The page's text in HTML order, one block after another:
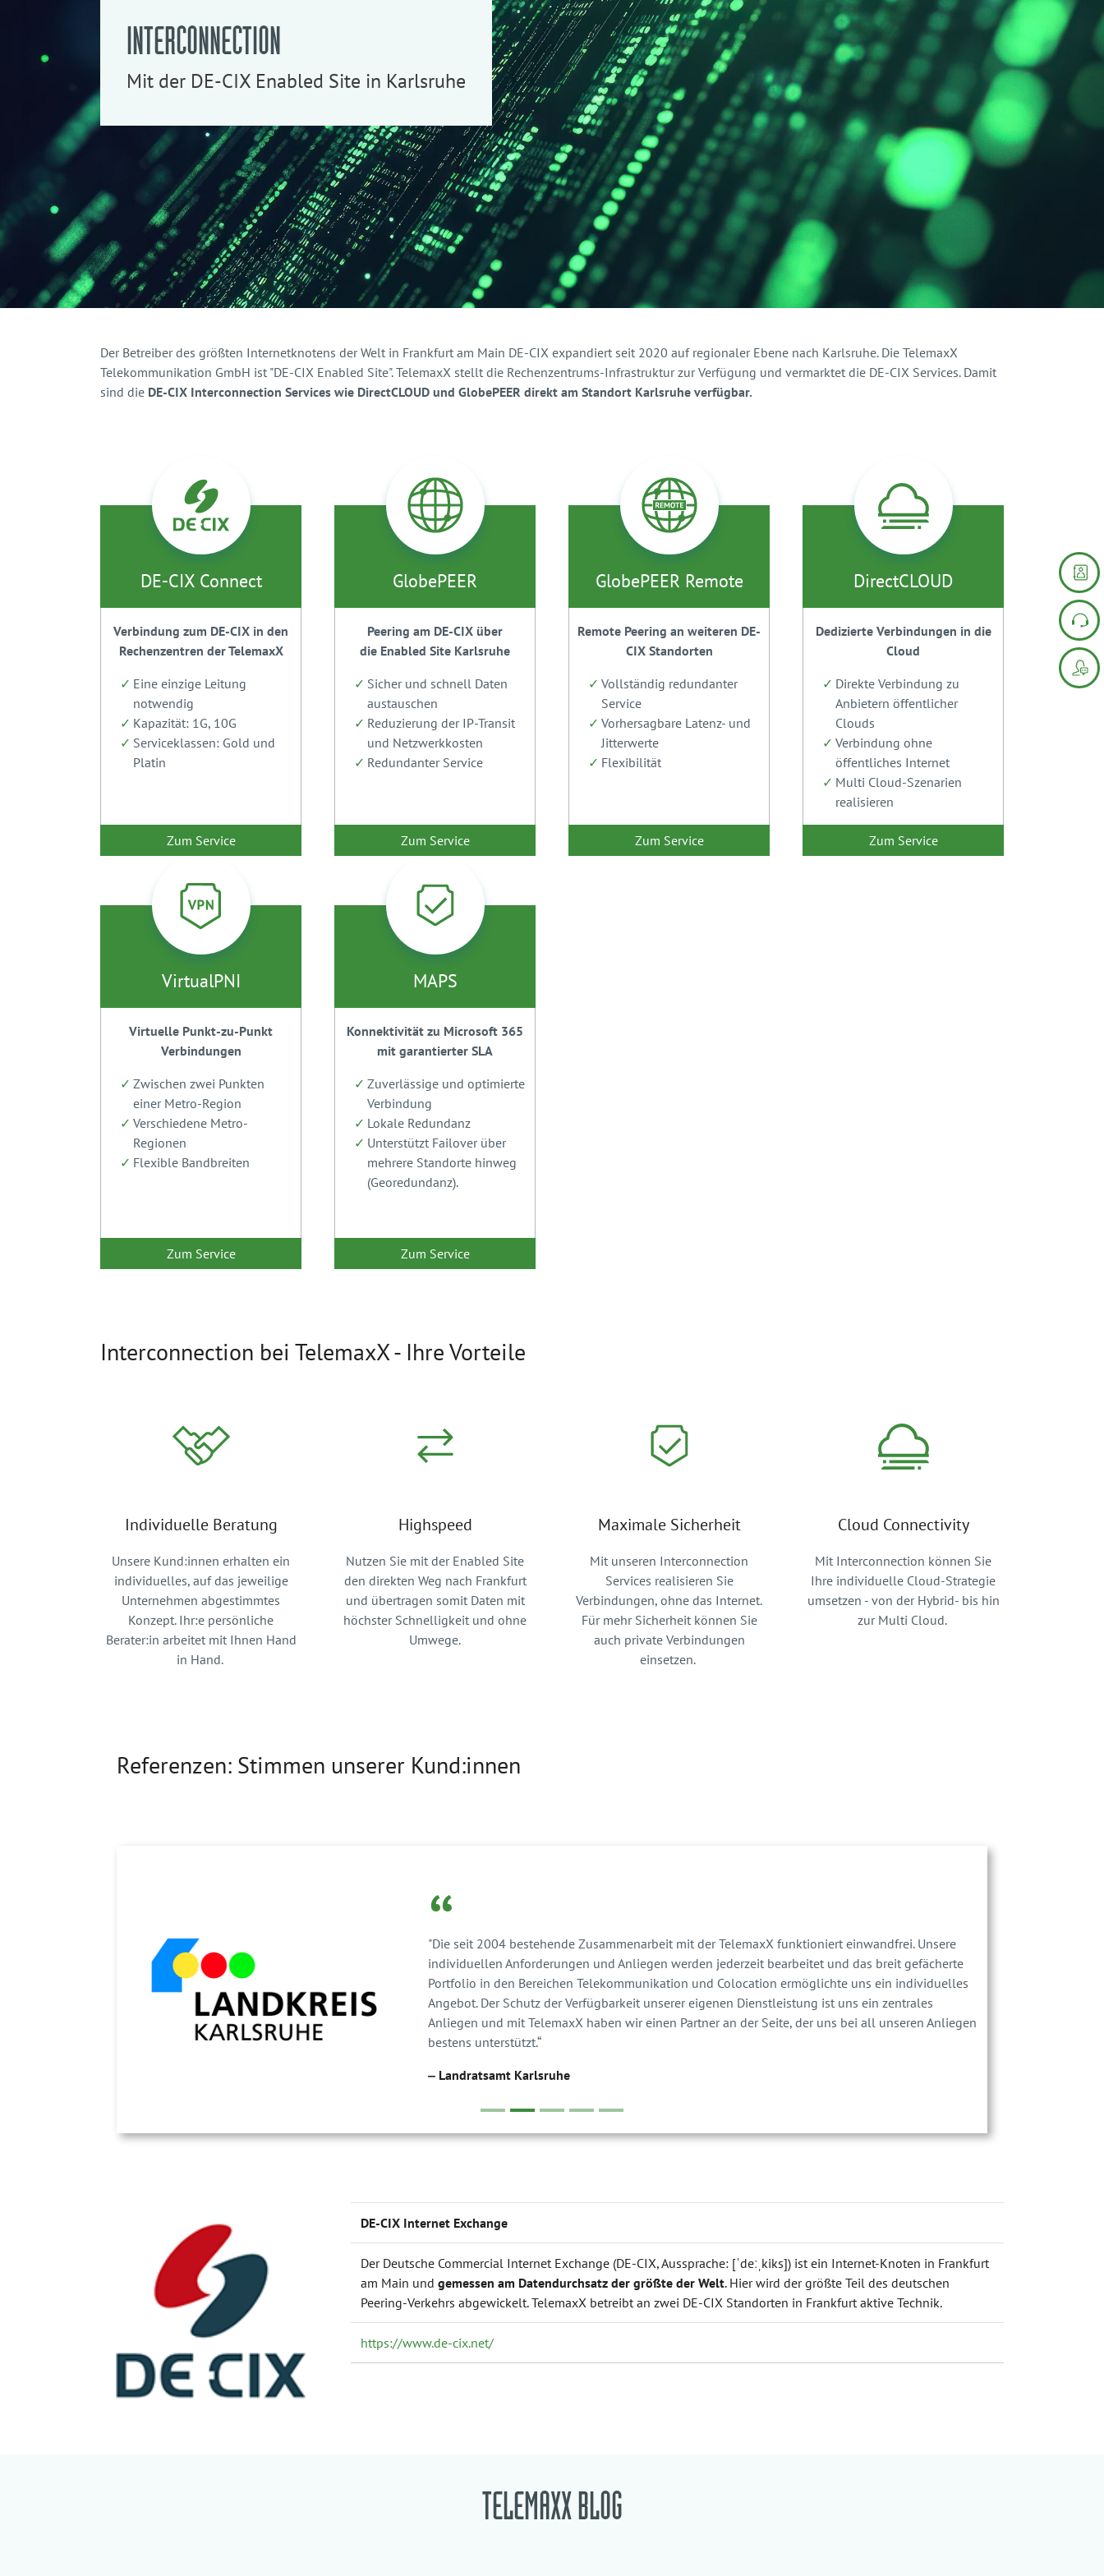
INTERCONNECTION
Mit der DE-CIX Enabled Site in Karlsruhe
Der Betreiber des größten Internetknotens der Welt in Frankfurt am Main DE-CIX expandiert seit 2020 auf regionaler Ebene nach Karlsruhe. Die TelemaxX
Telekommunikation GmbH ist "DE-CIX Enabled Site". TelemaxX stellt die Rechenzentrums-Infrastruktur zur Verfügung und vermarktet die DE-CIX Services. Damit
sind die DE-CIX Interconnection Services wie DirectCLOUD und GlobePEER direkt am Standort Karlsruhe verfügbar.
DE-CIX Connect
Verbindung zum DE-CIX in den
Rechenzentren der TelemaxX
Eine einzige Leitung
notwendig
Kapazität: 1G, 10G
Serviceklassen: Gold und
Platin
Zum Service
GlobePEER
Peering am DE-CIX über
die Enabled Site Karlsruhe
Sicher und schnell Daten
austauschen
Reduzierung der IP-Transit
und Netzwerkkosten
Redundanter Service
Zum Service
GlobePEER Remote
Remote Peering an weiteren DE-
CIX Standorten
Vollständig redundanter
Service
Vorhersagbare Latenz- und
Jitterwerte
Flexibilität
Zum Service
DirectCLOUD
Dedizierte Verbindungen in die
Cloud
Direkte Verbindung zu
Anbietern öffentlicher
Clouds
Verbindung ohne
öffentliches Internet
Multi Cloud-Szenarien
realisieren
Zum Service
VirtualPNI
Virtuelle Punkt-zu-Punkt
Verbindungen
Zwischen zwei Punkten
einer Metro-Region
Verschiedene Metro-
Regionen
Flexible Bandbreiten
Zum Service
MAPS
Konnektivität zu Microsoft 365
mit garantierter SLA
Zuverlässige und optimierte
Verbindung
Lokale Redundanz
Unterstützt Failover über
mehrere Standorte hinweg
(Georedundanz).
Zum Service
Interconnection bei TelemaxX - Ihre Vorteile
Individuelle Beratung
Unsere Kund:innen erhalten ein
individuelles, auf das jeweilige
Unternehmen abgestimmtes
Konzept. Ihr:e persönliche
Berater:in arbeitet mit Ihnen Hand
in Hand.
Highspeed
Nutzen Sie mit der Enabled Site
den direkten Weg nach Frankfurt
und übertragen somit Daten mit
höchster Schnelligkeit und ohne
Umwege.
Maximale Sicherheit
Mit unseren Interconnection
Services realisieren Sie
Verbindungen, ohne das Internet.
Für mehr Sicherheit können Sie
auch private Verbindungen
einsetzen.
Cloud Connectivity
Mit Interconnection können Sie
Ihre individuelle Cloud-Strategie
umsetzen - von der Hybrid- bis hin
zur Multi Cloud.
Referenzen: Stimmen unserer Kund:innen
“
"Die seit 2004 bestehende Zusammenarbeit mit der TelemaxX funktioniert einwandfrei. Unsere
individuellen Anforderungen und Anliegen werden jederzeit bearbeitet und das breit gefächerte
Portfolio in den Bereichen Telekommunikation und Colocation ermöglichte uns ein individuelles
Angebot. Der Schutz der Verfügbarkeit unserer eigenen Dienstleistung ist uns ein zentrales
Anliegen und mit TelemaxX haben wir einen Partner an der Seite, der uns bei all unseren Anliegen
bestens unterstützt.“
‒ Landratsamt Karlsruhe
DE-CIX Internet Exchange
Der Deutsche Commercial Internet Exchange (DE-CIX, Aussprache: [ˈdeːˌkiks]) ist ein Internet-Knoten in Frankfurt
am Main und gemessen am Datendurchsatz der größte der Welt. Hier wird der größte Teil des deutschen
Peering-Verkehrs abgewickelt. TelemaxX betreibt an zwei DE-CIX Standorten in Frankfurt aktive Technik.
https://www.de-cix.net/
TELEMAXX BLOG